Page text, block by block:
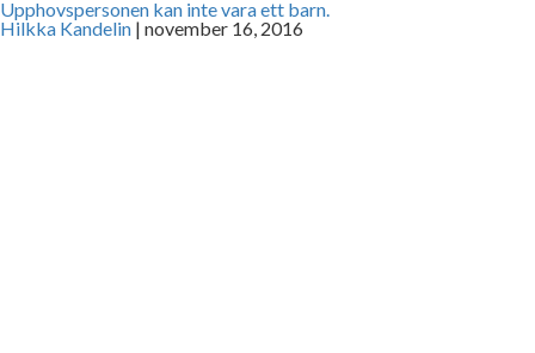
Upphovspersonen kan inte vara ett barn.
Hilkka Kandelin | november 16, 2016